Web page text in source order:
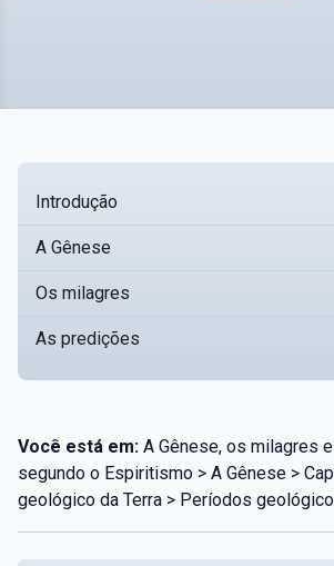
Introdução
A Gênese
Os milagres
As predições
Você está em: A Gênese, os milagres
segundo o Espiritismo > A Gênese >
geológico da Terra > Períodos